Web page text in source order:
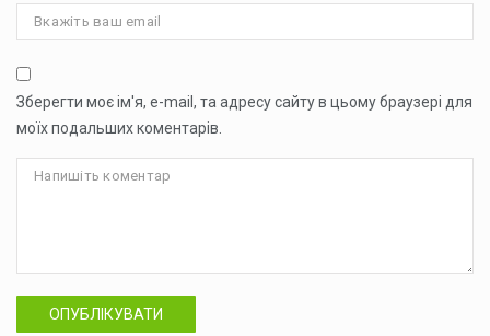
Зберегти моє ім'я, e-mail, та адресу сайту в цьому браузері для
моїх подальших коментарів.
ОПУБЛІКУВАТИ